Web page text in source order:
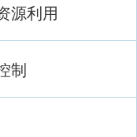
源利用
制